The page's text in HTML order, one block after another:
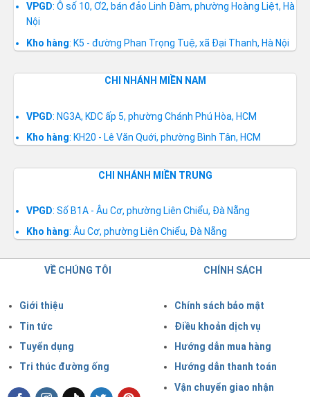
VPGD: Ô số 10, Ơ2, bán đảo Linh Đàm, phường Hoàng Liệt, Hà
Nội
Kho hàng: K5 - đường Phan Trọng Tuệ, xã Đại Thanh, Hà Nội
CHI NHÁNH MIỀN NAM
VPGD: NG3A, KDC ấp 5, phường Chánh Phú Hòa, HCM
Kho hàng: KH20 - Lê Văn Quới, phường Bình Tân, HCM
CHI NHÁNH MIỀN TRUNG
VPGD: Số B1A - Âu Cơ, phường Liên Chiểu, Đà Nẵng
Kho hàng: Âu Cơ, phường Liên Chiểu, Đà Nẵng
VỀ CHÚNG TÔI
Giới thiệu
Tin tức
Tuyển dụng
Tri thúc đường ống
CHÍNH SÁCH
Chính sách bảo mật
Điều khoản dịch vụ
Hướng dẫn mua hàng
Hướng dẫn thanh toán
Vận chuyển giao nhận